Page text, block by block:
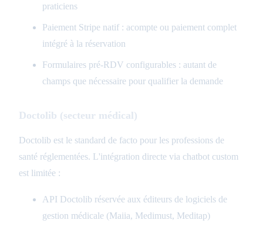
praticiens
Paiement Stripe natif : acompte ou paiement complet
intégré à la réservation
Formulaires pré-RDV configurables : autant de
champs que nécessaire pour qualifier la demande
Doctolib (secteur médical)
Doctolib est le standard de facto pour les professions de
santé réglementées. L'intégration directe via chatbot custom
est limitée :
API Doctolib réservée aux éditeurs de logiciels de
gestion médicale (Maiia, Medimust, Meditap)